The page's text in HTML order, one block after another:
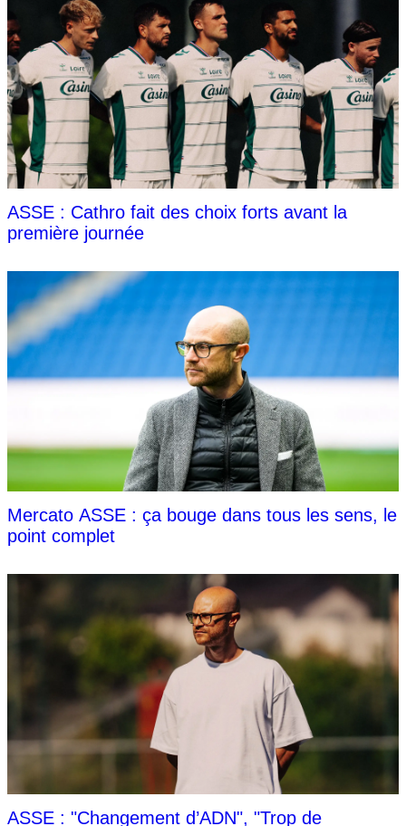
ASSE : Cathro fait des choix forts avant la
première journée
Mercato ASSE : ça bouge dans tous les sens, le
point complet
ASSE : "Changement d’ADN", "Trop de